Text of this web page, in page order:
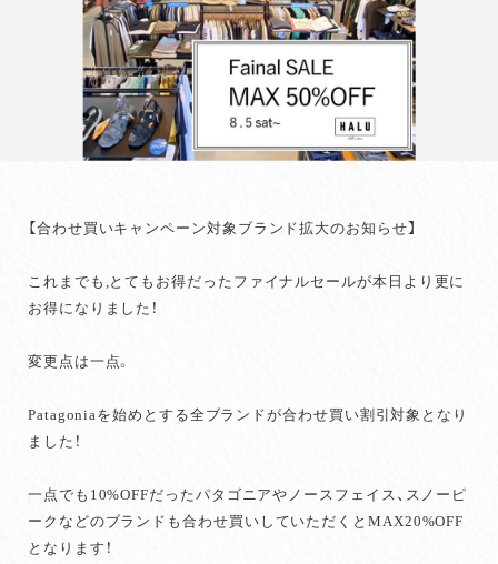
【合わせ買いキャンペーン対象ブランド拡大のお知らせ】
これまでも,とてもお得だったファイナルセールが本日より更に
お得になりました！
変更点は一点。
Patagoniaを始めとする全ブランドが合わせ買い割引対象となり
ました！
一点でも10%OFFだったパタゴニアやノースフェイス、スノーピ
ークなどのブランドも合わせ買いしていただくとMAX20%OFF
となります！